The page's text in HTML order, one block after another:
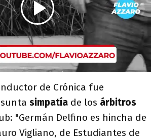
de Crónica fue
simpatía de los árbitros
"Germán Delfino es hincha de
Vigliano, de Estudiantes de